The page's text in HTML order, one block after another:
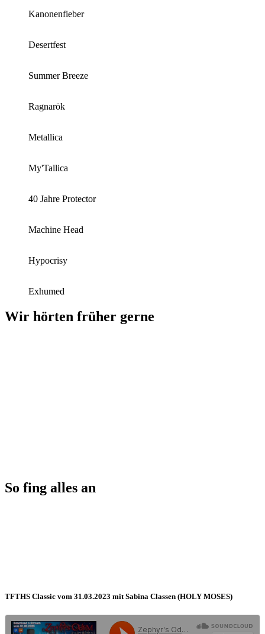
Kanonenfieber
Desertfest
Summer Breeze
Ragnarök
Metallica
My'Tallica
40 Jahre Protector
Machine Head
Hypocrisy
Exhumed
Wir hörten früher gerne
So fing alles an
TFTHS Classic vom 31.03.2023 mit Sabina Classen (HOLY MOSES)